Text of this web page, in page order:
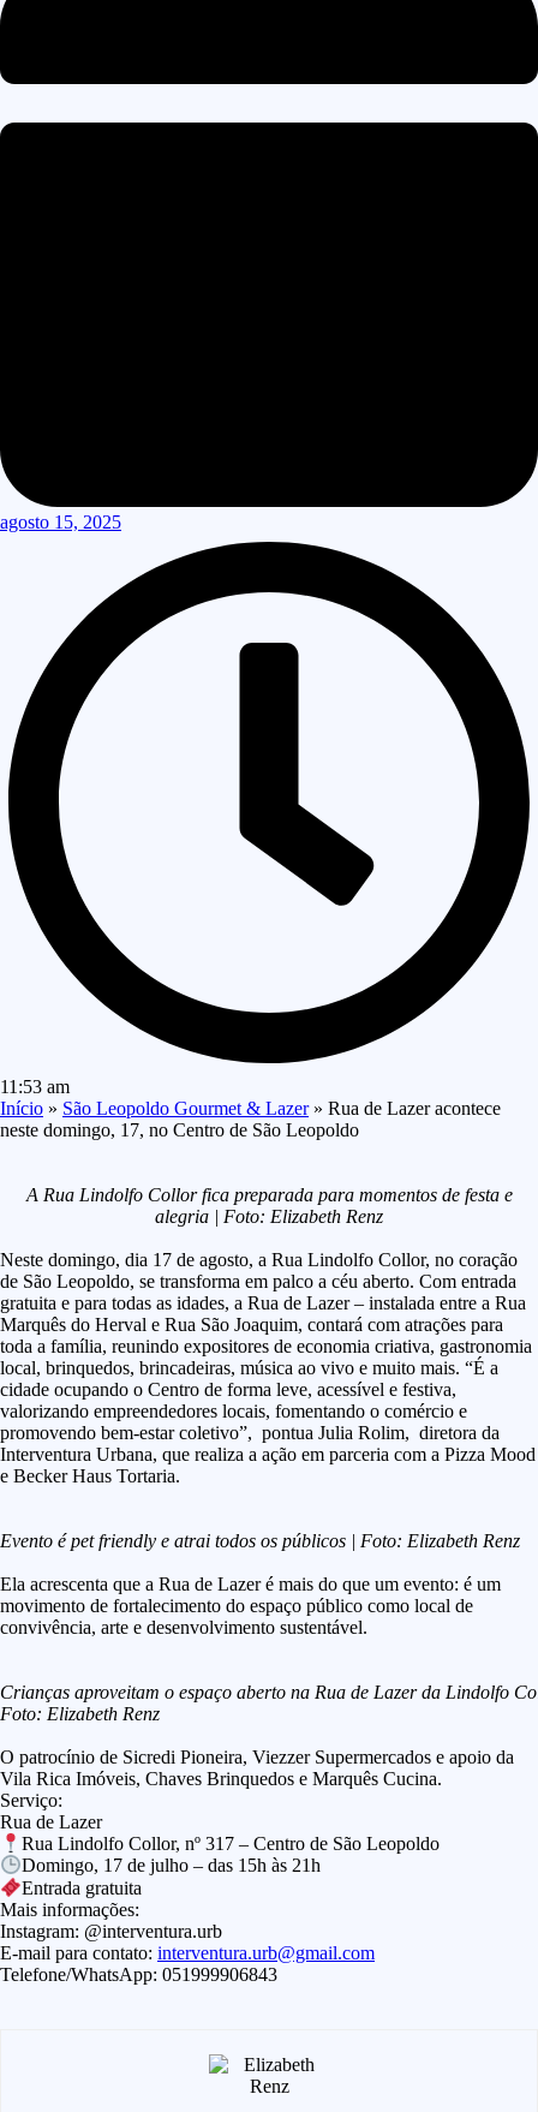
agosto 15, 2025
11:53 am
Início » São Leopoldo Gourmet & Lazer» Rua de Lazer acontece
neste domingo, 17, no Centro de São Leopoldo
A Rua Lindolfo Collor fica preparada para momentos de festa e
alegria | Foto: Elizabeth Renz
Neste domingo, dia 17 de agosto, a Rua Lindolfo Collor, no coração
de São Leopoldo, se transforma em palco a céu aberto. Com entrada
gratuita e para todas as idades, a Rua de Lazer – instalada entre a Rua
Marquês do Herval e Rua São Joaquim, contará com atrações para
toda a família, reunindo expositores de economia criativa, gastronomia
local, brinquedos, brincadeiras, música ao vivo e muito mais. “É a
cidade ocupando o Centro de forma leve, acessível e festiva,
valorizando empreendedores locais, fomentando o comércio e
promovendo bem-estar coletivo”, pontua Julia Rolim, diretora da
Interventura Urbana, que realiza a ação em parceria com a Pizza Mood
e Becker Haus Tortaria.
Evento é pet friendly e atrai todos os públicos | Foto: Elizabeth Renz
Ela acrescenta que a Rua de Lazer é mais do que um evento: é um
movimento de fortalecimento do espaço público como local de
convivência, arte e desenvolvimento sustentável.
Crianças aproveitam o espaço aberto na Rua de Lazer da Lindolfo
Foto: Elizabeth Renz
O patrocínio de Sicredi Pioneira, Viezzer Supermercados e apoio da
Vila Rica Imóveis, Chaves Brinquedos e Marquês Cucina.
Serviço:
Rua de Lazer
Rua Lindolfo Collor, nº 317 – Centro de São Leopoldo
Domingo, 17 de julho – das 15h às 21h
️Entrada gratuita
Mais informações:
Instagram: @interventura.urb
E-mail para contato: interventura.urb@gmail.com
Telefone/WhatsApp: 051999906843